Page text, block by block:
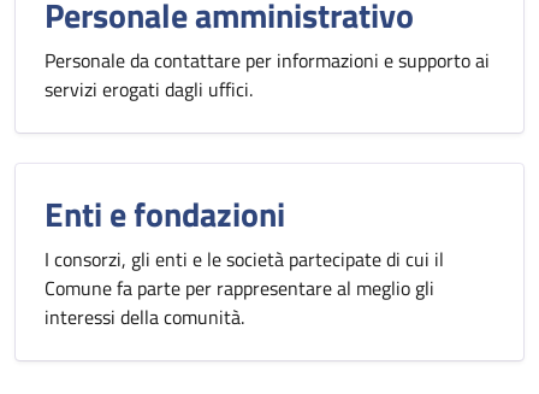
Personale amministrativo
Personale da contattare per informazioni e supporto ai
servizi erogati dagli uffici.
Enti e fondazioni
I consorzi, gli enti e le società partecipate di cui il
Comune fa parte per rappresentare al meglio gli
interessi della comunità.